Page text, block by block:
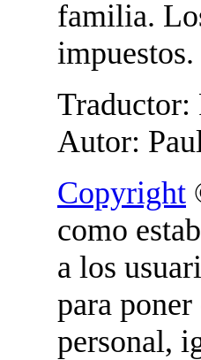
familia.
Traductor:
Autor:
Copyright
como
a los
para
personal,